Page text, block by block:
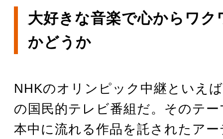
大好きな音楽で心からワク
かどうか
NHKのオリンピック中継といえ
の国民的テレビ番組だ。そのテ
本中に流れる作品を託されたア